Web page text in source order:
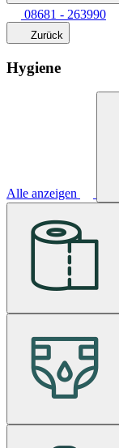
08681 - 263990
Zurück
Hygiene
Alle anzeigen